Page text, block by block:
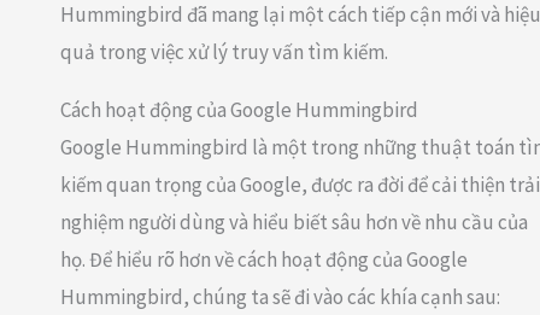
Hummingbird đã mang lại một cách tiếp cận mới và hiệu
quả trong việc xử lý truy vấn tìm kiếm.
Cách hoạt động của Google Hummingbird
Google Hummingbird là một trong những thuật toán
kiếm quan trọng của Google, được ra đời để cải thiện trải
nghiệm người dùng và hiểu biết sâu hơn về nhu cầu của
họ. Để hiểu rõ hơn về cách hoạt động của Google
Hummingbird, chúng ta sẽ đi vào các khía cạnh sau: